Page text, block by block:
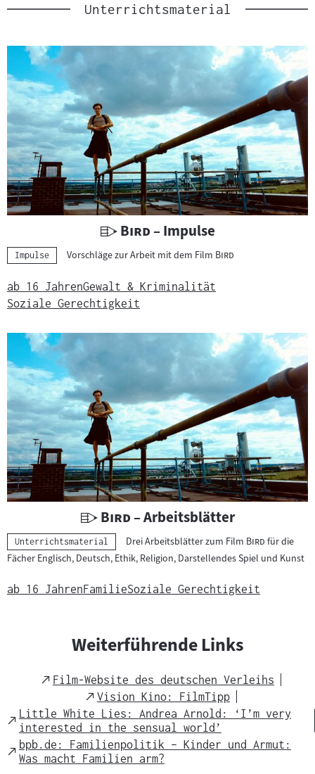
Unterrichtsmaterial
U
t
e
r
i
s
m
a
t
e
r
i
a
:
"
Bird"
– Impulse
Kategorie:
Impulse Vorschläge zur Arbeit mit dem Film "Bird
ab 16 JahrenGewalt & Kriminalität
Soziale Gerechtigkeit
U
n
t
r
c
h
t
s
m
a
t
e
"
Bird"
– Arbeitsblätter
Kategorie:
Unterrichtsmaterial Drei Arbeitsblätter zum Film "Bird "für die
Fächer Englisch, Deutsch, Ethik, Religion, Darstellendes Spiel und Kunst
ab 16 JahrenFamilieSoziale Gerechtigkeit
Weiterführende Links
External
Film-Website des deutschen Verleihs
External
Link
Vision Kino: FilmTipp
External
Link
Little White Lies: Andrea Arnold: ‘I’m very
interested in the sensual world’
External
Link
bpb.de: Familienpolitik – Kinder und Armut:
Was macht Familien arm?